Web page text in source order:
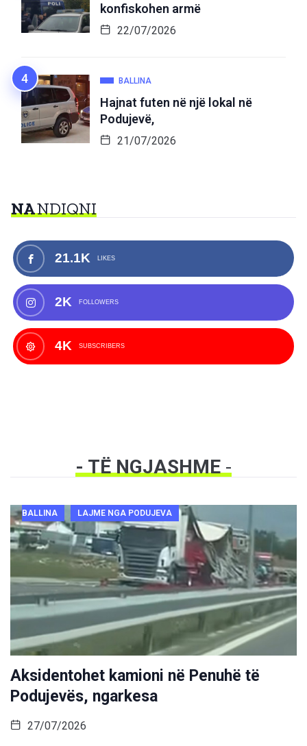
konfiskohen armë
22/07/2026
BALLINA
Hajnat futen në një lokal në
Podujevë,
21/07/2026
NANDIQNI
21.1K LIKES
2K FOLLOWERS
4K SUBSCRIBERS
- TË NGJASHME-
BALLINA LAJME NGA PODUJEVA
Aksidentohet kamioni në Penuhë të
Podujevës, ngarkesa
27/07/2026